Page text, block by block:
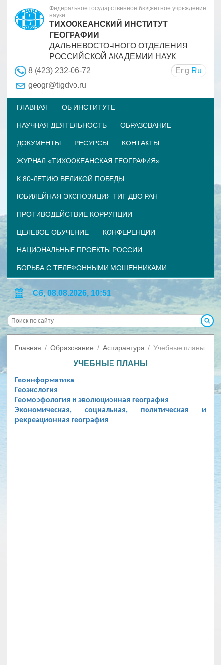
Федеральное государственное бюджетное учреждение
науки
ТИХООКЕАНСКИЙ ИНСТИТУТ
ГЕОГРАФИИ
ДАЛЬНЕВОСТОЧНОГО ОТДЕЛЕНИЯ
РОССИЙСКОЙ АКАДЕМИИ НАУК
8 (423) 232-06-72
Eng Ru
geogr@tigdvo.ru
ГЛАВНАЯ ОБ ИНСТИТУТЕ
НАУЧНАЯ ДЕЯТЕЛЬНОСТЬ ОБРАЗОВАНИЕ
ДОКУМЕНТЫ РЕСУРСЫ КОНТАКТЫ
ЖУРНАЛ «ТИХООКЕАНСКАЯ ГЕОГРАФИЯ»
К 80-ЛЕТИЮ ВЕЛИКОЙ ПОБЕДЫ
ЮБИЛЕЙНАЯ ЭКСПОЗИЦИЯ ТИГ ДВО РАН
ПРОТИВОДЕЙСТВИЕ КОРРУПЦИИ
ЦЕЛЕВОЕ ОБУЧЕНИЕ КОНФЕРЕНЦИИ
НАЦИОНАЛЬНЫЕ ПРОЕКТЫ РОССИИ
БОРЬБА С ТЕЛЕФОННЫМИ МОШЕННИКАМИ
Сб, 08.08.2026, 10:51
Главная Образование Аспирантура Учебные планы
УЧЕБНЫЕ ПЛАНЫ
Геоинформатика
Геоэкология
Геоморфология и эволюционная география
Экономическая, социальная, политическая и
рекреационная география